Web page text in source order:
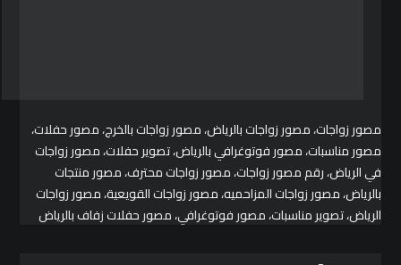
مصور زواجات، مصور زواجات بالرياض، مصور زواجات بالخرج، مصور حفلات،
مصور مناسبات، مصور فوتوغرافي بالرياض، تصوير حفلات، مصور زواجات
في الرياض، رقم مصور زواجات، مصور زواجات محترف، مصور منتجات
بالرياض، مصور زواجات المزاحميه، مصور زواجات القويعية، مصور زواجات
الرياض، تصوير مناسبات، مصور فوتوغرافي، مصور حفلات زفاف بالرياض